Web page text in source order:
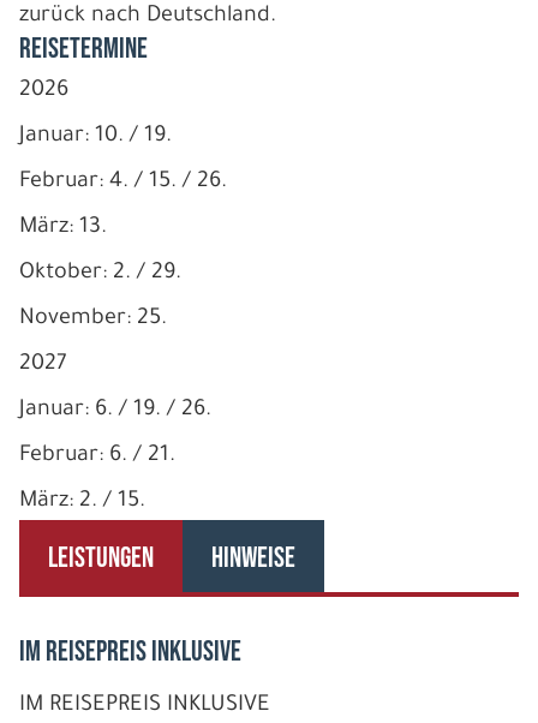
zurück nach Deutschland.
REISETERMINE
2026
Januar: 10. / 19.
Februar: 4. / 15. / 26.
März: 13.
Oktober: 2. / 29.
November: 25.
2027
Januar: 6. / 19. / 26.
Februar: 6. / 21.
März: 2. / 15.
LEISTUNGEN HINWEISE
IM REISEPREIS INKLUSIVE
IM REISEPREIS INKLUSIVE